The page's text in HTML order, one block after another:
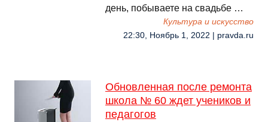
день, побываете на свадьбе …
Культура и искусство
22:30, Ноябрь 1, 2022 | pravda.ru
Обновленная после ремонта
школа № 60 ждет учеников и
педагогов